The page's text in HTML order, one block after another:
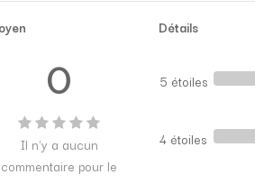
0
Il n'y a aucun
commentaire pour le
Détails
5 étoiles
4 étoiles